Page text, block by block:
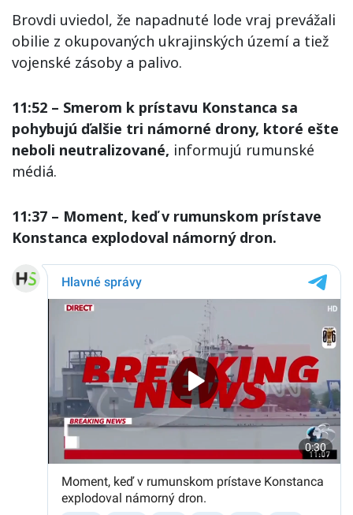
Brovdi uviedol, že napadnuté lode vraj prevážali
obilie z okupovaných ukrajinských území a tiež
vojenské zásoby a palivo.
11:52 – Smerom k prístavu Konstanca sa
pohybujú ďalšie tri námorné drony, ktoré ešte
neboli neutralizované, informujú rumunské
médiá.
11:37 – Moment, keď v rumunskom prístave
Konstanca explodoval námorný dron.